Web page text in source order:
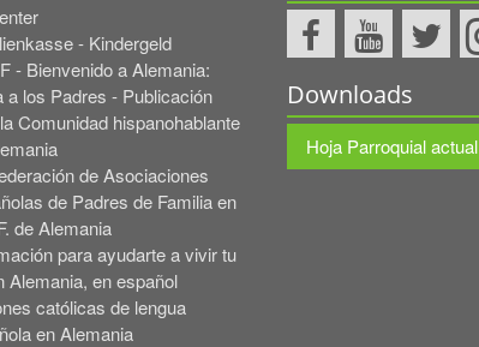
- Kindergeld
- Bienvenido a Alemania:
a los Padres - Publicación
Comunidad hispanohablante
de Asociaciones
de Padres de Familia en
de Alemania
para ayudarte a vivir tu
Alemania, en español
católicas de lengua
en Alemania
Downloads
Hoja Parroquial actual